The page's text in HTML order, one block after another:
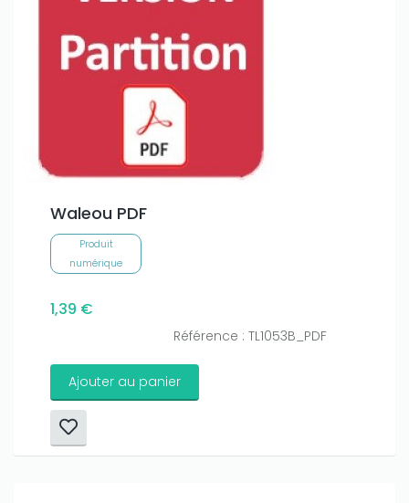
Waleou PDF
Produit
numérique
1,39 €
Référence : TL1053B_PDF
Ajouter au panier